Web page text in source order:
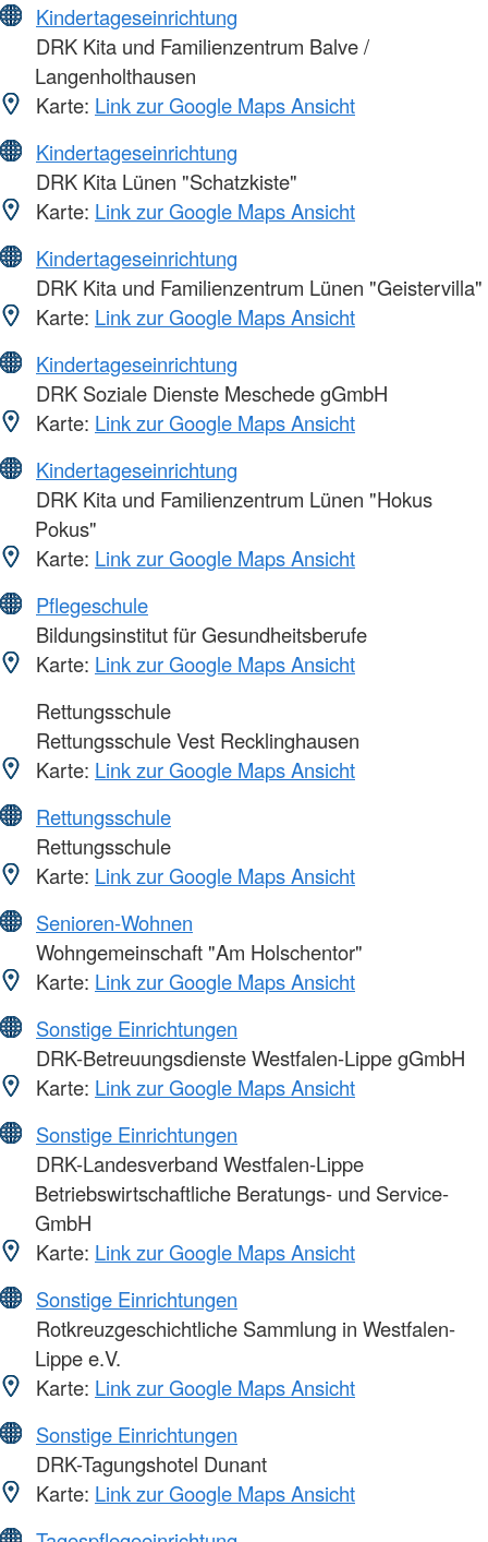
Kindertageseinrichtung
DRK Kita und Familienzentrum Balve /
Langenholthausen
Karte: Link zur Google Maps Ansicht
Kindertageseinrichtung
DRK Kita Lünen "Schatzkiste"
Karte: Link zur Google Maps Ansicht
Kindertageseinrichtung
DRK Kita und Familienzentrum Lünen "Geistervilla"
Karte: Link zur Google Maps Ansicht
Kindertageseinrichtung
DRK Soziale Dienste Meschede gGmbH
Karte: Link zur Google Maps Ansicht
Kindertageseinrichtung
DRK Kita und Familienzentrum Lünen "Hokus
Pokus"
Karte: Link zur Google Maps Ansicht
Pflegeschule
Bildungsinstitut für Gesundheitsberufe
Karte: Link zur Google Maps Ansicht
Rettungsschule
Rettungsschule Vest Recklinghausen
Karte: Link zur Google Maps Ansicht
Rettungsschule
Rettungsschule
Karte: Link zur Google Maps Ansicht
Senioren-Wohnen
Wohngemeinschaft "Am Holschentor"
Karte: Link zur Google Maps Ansicht
Sonstige Einrichtungen
DRK-Betreuungsdienste Westfalen-Lippe gGmbH
Karte: Link zur Google Maps Ansicht
Sonstige Einrichtungen
DRK-Landesverband Westfalen-Lippe
Betriebswirtschaftliche Beratungs- und Service-
GmbH
Karte: Link zur Google Maps Ansicht
Sonstige Einrichtungen
Rotkreuzgeschichtliche Sammlung in Westfalen-
Lippe e.V.
Karte: Link zur Google Maps Ansicht
Sonstige Einrichtungen
DRK-Tagungshotel Dunant
Karte: Link zur Google Maps Ansicht